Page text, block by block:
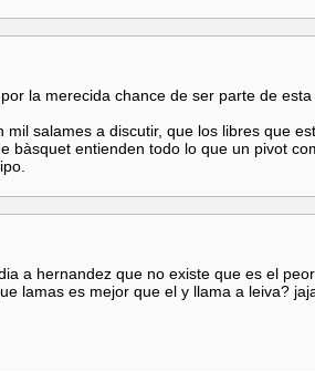
la merecida chance de ser parte de
mil salames a discutir, que los libres que
bàsquet entienden todo lo que un pivot
a hernandez que no existe que es el
lamas es mejor que el y llama a leiva?